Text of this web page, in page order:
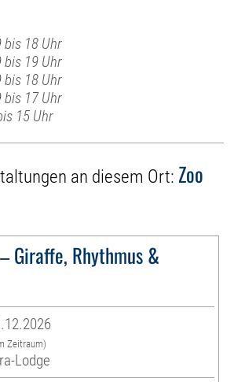
bis 18 Uhr
bis 19 Uhr
bis 18 Uhr
bis 17 Uhr
15 Uhr
an diesem Ort: Zoo
Giraffe, Rhythmus &
Zeitraum)
Lodge